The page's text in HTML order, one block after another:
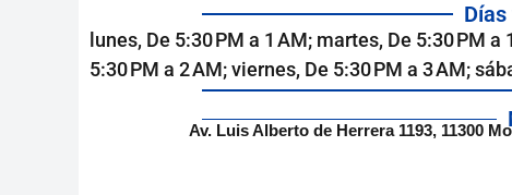
lunes, De 5:30 PM a 1 AM; martes, De 5:30 PM
5:30 PM a 2 AM; viernes, De 5:30 PM a 3 AM;
Av. Luis Alberto de Herrera 1193, 11300